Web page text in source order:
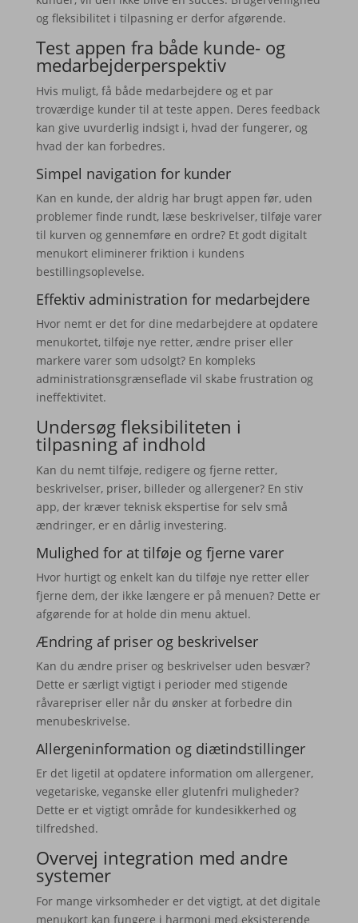
og fleksibilitet i tilpasning er derfor afgørende.
Test appen fra både kunde- og
medarbejderperspektiv
Hvis muligt, få både medarbejdere og et par
troværdige kunder til at teste appen. Deres feedback
kan give uvurderlig indsigt i, hvad der fungerer, og
hvad der kan forbedres.
Simpel navigation for kunder
Kan en kunde, der aldrig har brugt appen før, uden
problemer finde rundt, læse beskrivelser, tilføje varer
til kurven og gennemføre en ordre? Et godt digitalt
menukort eliminerer friktion i kundens
bestillingsoplevelse.
Effektiv administration for medarbejdere
Hvor nemt er det for dine medarbejdere at opdatere
menukortet, tilføje nye retter, ændre priser eller
markere varer som udsolgt? En kompleks
administrationsgrænseflade vil skabe frustration og
ineffektivitet.
Undersøg fleksibiliteten i
tilpasning af indhold
Kan du nemt tilføje, redigere og fjerne retter,
beskrivelser, priser, billeder og allergener? En stiv
app, der kræver teknisk ekspertise for selv små
ændringer, er en dårlig investering.
Mulighed for at tilføje og fjerne varer
Hvor hurtigt og enkelt kan du tilføje nye retter eller
fjerne dem, der ikke længere er på menuen? Dette er
afgørende for at holde din menu aktuel.
Ændring af priser og beskrivelser
Kan du ændre priser og beskrivelser uden besvær?
Dette er særligt vigtigt i perioder med stigende
råvarepriser eller når du ønsker at forbedre din
menubeskrivelse.
Allergeninformation og diætindstillinger
Er det ligetil at opdatere information om allergener,
vegetariske, veganske eller glutenfri muligheder?
Dette er et vigtigt område for kundesikkerhed og
tilfredshed.
Overvej integration med andre
systemer
For mange virksomheder er det vigtigt, at det digitale
menukort kan fungere i harmoni med eksisterende